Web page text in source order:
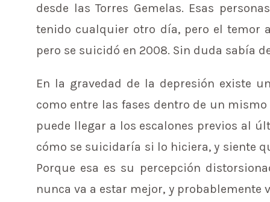
desde las Torres Gemelas. Esas
tenido cualquier otro día, pero el temor
pero se suicidó en 2008. Sin duda sabía
En la gravedad de la depresión existe
como entre las fases dentro de un
puede llegar a los escalones previos al
cómo se suicidaría si lo hiciera, y siente
Porque esa es su percepción
nunca va a estar mejor, y probablemente